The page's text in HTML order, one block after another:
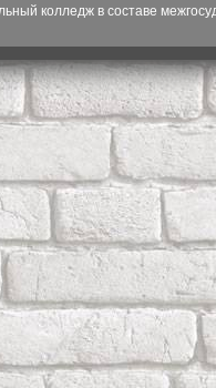
колледж в составе